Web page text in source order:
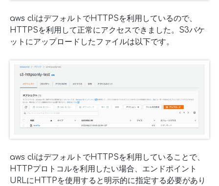
aws cliはデフォルトでHTTPSを利用しているので、
HTTPSを利用して正常にアクセスできました。S3バケ
ットにアップロードしたファイルは以下です。
aws cliはデフォルトでHTTPSを利用していることで、
HTTPプロトコルを利用したい場合、エンドポイント
URLにHTTPを使用すると明示的に指定する必要があり